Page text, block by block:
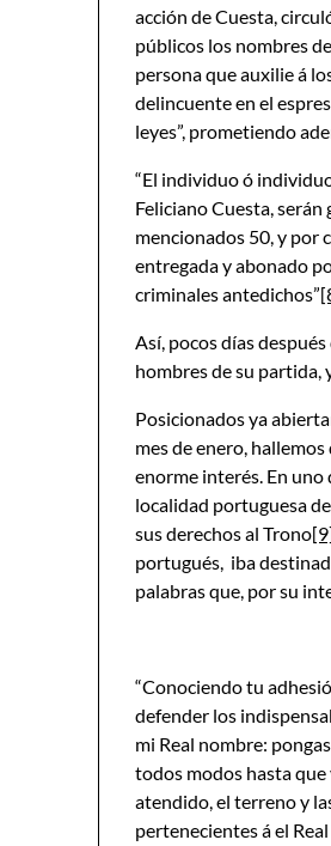
acción de Cuesta,
públicos los nombres
persona que auxilie á
delincuente en el
leyes”, prometiendo
“El individuo ó
Feliciano Cuesta,
mencionados 50, y por
entregada y abonado
criminales antedichos”
Así, pocos días
hombres de su partida,
Posicionados ya
mes de enero,
enorme interés. En uno
localidad portuguesa
sus derechos al Trono
portugués, iba
palabras que, por su
“Conociendo tu
defender los
mi Real nombre:
todos modos hasta que
atendido, el terreno y
pertenecientes á el